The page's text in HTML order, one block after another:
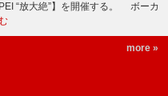
“放大絶”】を開催する。 ボーカ
more »